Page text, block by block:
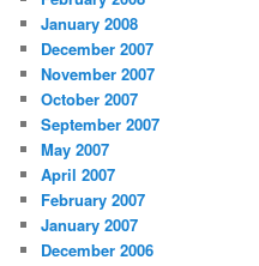
January 2008
December 2007
November 2007
October 2007
September 2007
May 2007
April 2007
February 2007
January 2007
December 2006